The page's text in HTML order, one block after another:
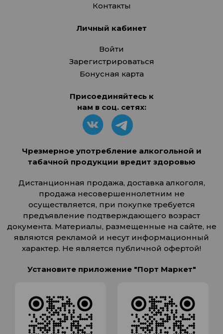
Контакты
Личный кабинет
Войти
Зарегистрироваться
Бонусная карта
Присоединяйтесь к
нам в соц. сетях:
Чрезмерное употребление алкогольной и
табачной продукции вредит здоровью
Дистанционная продажа, доставка алкоголя,
продажа несовершеннолетним не
осуществляется, при покупке требуется
предъявление подтверждающего возраст
документа. Материалы, размещенные на сайте, не
являются рекламой и несут информационный
характер. Не является публичной офертой!
Установите приложение "Порт Маркет"